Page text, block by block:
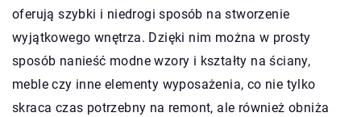
oferują szybki i niedrogi sposób na stworzenie
wyjątkowego wnętrza. Dzięki nim można w prosty
sposób nanieść modne wzory i kształty na ściany,
meble czy inne elementy wyposażenia, co nie tylko
skraca czas potrzebny na remont, ale również obniża